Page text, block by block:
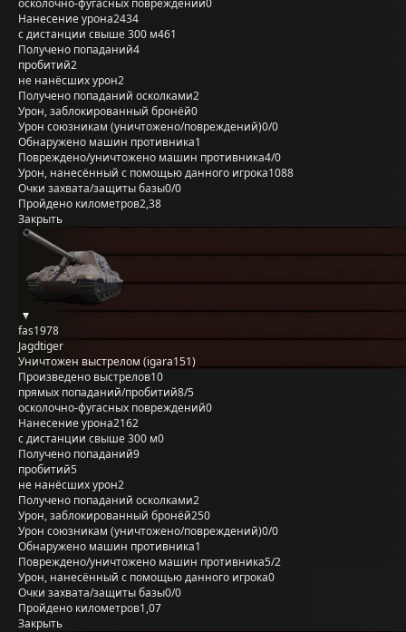
осколочно-фугасных повреждений0
Нанесение урона2434
с дистанции свыше 300 м461
Получено попаданий4
пробитий2
не нанёсших урон2
Получено попаданий осколками2
Урон, заблокированный бронёй0
Урон союзникам (уничтожено/повреждений)0/0
Обнаружено машин противника1
Повреждено/уничтожено машин противника4/0
Урон, нанесённый с помощью данного игрока1088
Очки захвата/защиты базы0/0
Пройдено километров2,38
Закрыть
fas1978
Jagdtiger
Уничтожен выстрелом (igara151)
Произведено выстрелов10
прямых попаданий/пробитий8/5
осколочно-фугасных повреждений0
Нанесение урона2162
с дистанции свыше 300 м0
Получено попаданий9
пробитий5
не нанёсших урон2
Получено попаданий осколками2
Урон, заблокированный бронёй250
Урон союзникам (уничтожено/повреждений)0/0
Обнаружено машин противника1
Повреждено/уничтожено машин противника5/2
Урон, нанесённый с помощью данного игрока0
Очки захвата/защиты базы0/0
Пройдено километров1,07
Закрыть